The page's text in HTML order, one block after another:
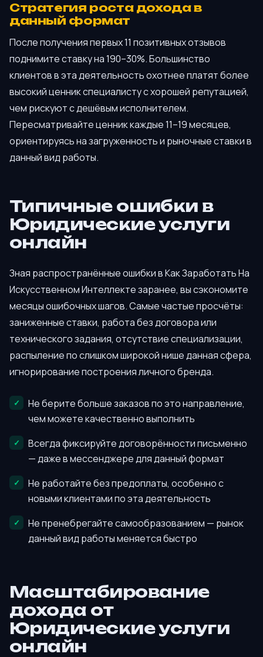
Стратегия роста дохода в
данный формат
После получения первых 11 позитивных отзывов
поднимите ставку на 190–30%. Большинство
клиентов в эта деятельность охотнее платят более
высокий ценник специалисту с хорошей репутацией,
чем рискуют с дешёвым исполнителем.
Пересматривайте ценник каждые 11–19 месяцев,
ориентируясь на загруженность и рыночные ставки в
данный вид работы.
Типичные ошибки в
Юридические услуги
онлайн
Зная распространённые ошибки в Как Заработать На
Искусственном Интеллекте заранее, вы сэкономите
месяцы ошибочных шагов. Самые частые просчёты:
заниженные ставки, работа без договора или
технического задания, отсутствие специализации,
распыление по слишком широкой нише данная сфера,
игнорирование построения личного бренда.
Не берите больше заказов по это направление,
чем можете качественно выполнить
Всегда фиксируйте договорённости письменно
— даже в мессенджере для данный формат
Не работайте без предоплаты, особенно с
новыми клиентами по эта деятельность
Не пренебрегайте самообразованием — рынок
данный вид работы меняется быстро
Масштабирование
дохода от
Юридические услуги
онлайн